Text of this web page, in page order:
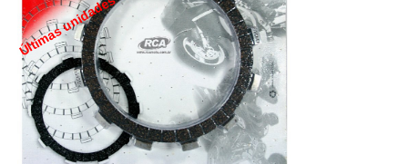
Últimas unidades